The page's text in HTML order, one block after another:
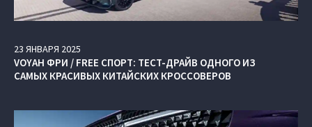
23 ЯНВАРЯ 2025
VOYAH ФРИ / FREE СПОРТ: ТЕСТ-ДРАЙВ ОДНОГО ИЗ
САМЫХ КРАСИВЫХ КИТАЙСКИХ КРОССОВЕРОВ